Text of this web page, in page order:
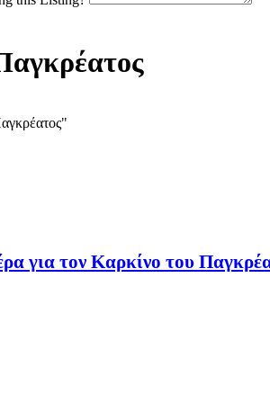
για τον Καρκίνο του